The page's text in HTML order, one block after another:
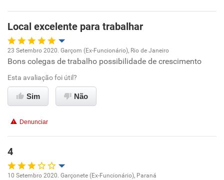
Recomenda esta empresa
Recomenda a diretoria
Local excelente para trabalhar
Oportunidade de promoção
Ambiente de trabalho
Benefícios
Recomenda esta empresa
23 Setembro 2020. Garçom (Ex-Funcionário), Rio de Janeiro
Bons colegas de trabalho possibilidade de crescimento
Esta avaliação foi útil?
Sim Não
Denunciar
4
10 Setembro 2020. Garçonete (Ex-Funcionário), Paraná